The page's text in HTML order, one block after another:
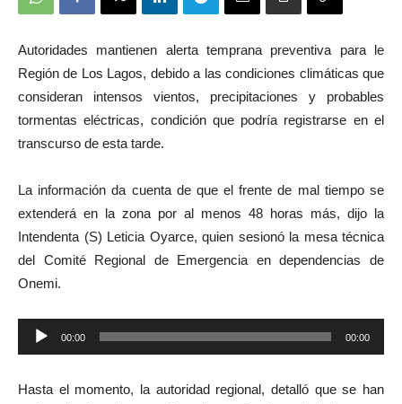
Autoridades mantienen alerta temprana preventiva para le
Región de Los Lagos, debido a las condiciones climáticas que
consideran intensos vientos, precipitaciones y probables
tormentas eléctricas, condición que podría registrarse en el
transcurso de esta tarde.
La información da cuenta de que el frente de mal tiempo se
extenderá en la zona por al menos 48 horas más, dijo la
Intendenta (S) Leticia Oyarce, quien sesionó la mesa técnica
del Comité Regional de Emergencia en dependencias de
Onemi.
Reproductor
de
00:00 00:00
Hasta el momento, la autoridad regional, detalló que se han